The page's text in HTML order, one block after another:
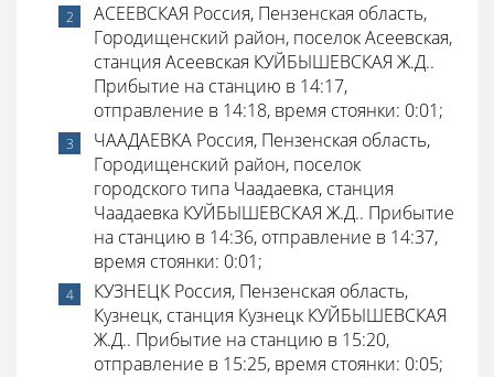
АСЕЕВСКАЯ Россия, Пензенская область,
Городищенский район, поселок Асеевская,
станция Асеевская КУЙБЫШЕВСКАЯ Ж.Д..
Прибытие на станцию в 14:17,
отправление в 14:18, время стоянки: 0:01;
ЧААДАЕВКА Россия, Пензенская область,
Городищенский район, поселок
городского типа Чаадаевка, станция
Чаадаевка КУЙБЫШЕВСКАЯ Ж.Д.. Прибытие
на станцию в 14:36, отправление в 14:37,
время стоянки: 0:01;
КУЗНЕЦК Россия, Пензенская область,
Кузнецк, станция Кузнецк КУЙБЫШЕВСКАЯ
Ж.Д.. Прибытие на станцию в 15:20,
отправление в 15:25, время стоянки: 0:05;